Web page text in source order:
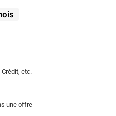
etc.
une offre